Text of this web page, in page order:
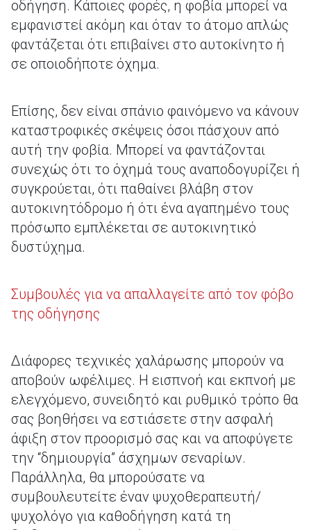
οδήγηση. Κάποιες φορές, η φοβία μπορεί να
εμφανιστεί ακόμη και όταν το άτομο απλώς
φαντάζεται ότι επιβαίνει στο αυτοκίνητο ή
σε οποιοδήποτε όχημα.
Επίσης, δεν είναι σπάνιο φαινόμενο να κάνουν
καταστροφικές σκέψεις όσοι πάσχουν από
αυτή την φοβία. Μπορεί να φαντάζονται
συνεχώς ότι το όχημά τους αναποδογυρίζει ή
συγκρούεται, ότι παθαίνει βλάβη στον
αυτοκινητόδρομο ή ότι ένα αγαπημένο τους
πρόσωπο εμπλέκεται σε αυτοκινητικό
δυστύχημα.
Συμβουλές για να απαλλαγείτε από τον φόβο
της οδήγησης
Διάφορες τεχνικές χαλάρωσης μπορούν να
αποβούν ωφέλιμες. Η εισπνοή και εκπνοή με
ελεγχόμενο, συνειδητό και ρυθμικό τρόπο θα
σας βοηθήσει να εστιάσετε στην ασφαλή
άφιξη στον προορισμό σας και να αποφύγετε
την “δημιουργία” άσχημων σεναρίων.
Παράλληλα, θα μπορούσατε να
συμβουλευτείτε έναν ψυχοθεραπευτή/
ψυχολόγο για καθοδήγηση κατά τη